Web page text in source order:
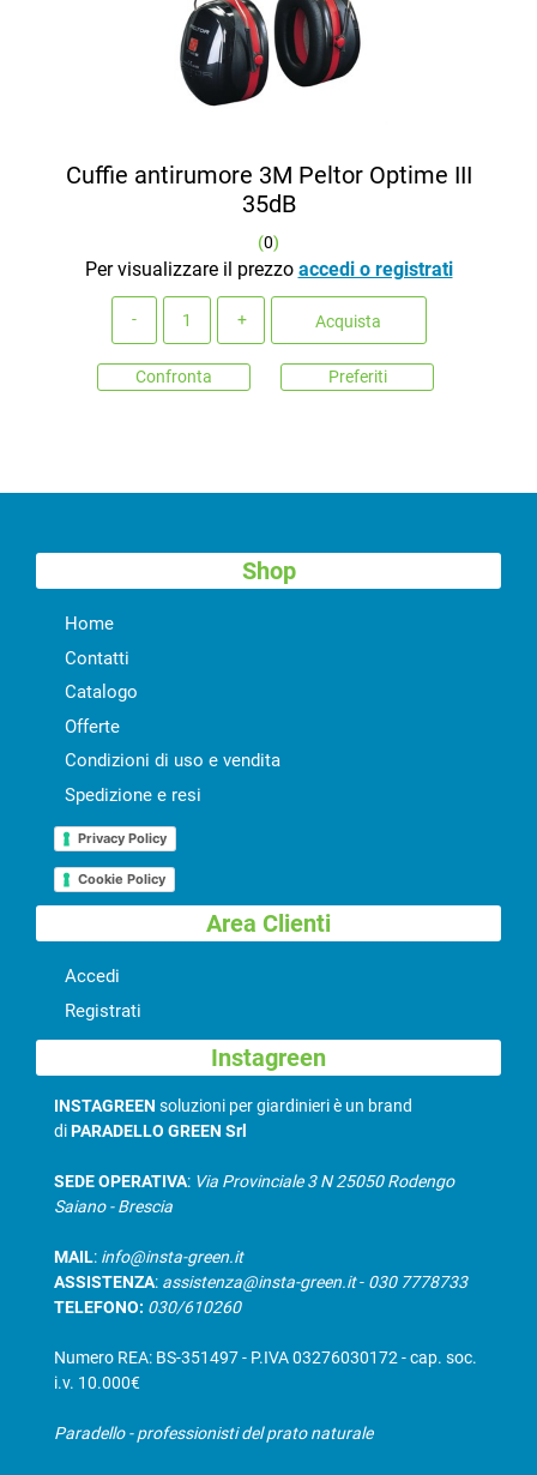
Cuffie antirumore 3M Peltor Optime III
35dB
(0)
Per visualizzare il prezzo accedi o registrati
Acquista
Confronta Preferiti
Shop
Home
Contatti
Catalogo
Offerte
Condizioni di uso e vendita
Spedizione e resi
Privacy Policy
Cookie Policy
Area Clienti
Accedi
Registrati
Instagreen
INSTAGREEN soluzioni per giardinieri è un brand
diPARADELLO GREEN Srl
SEDE OPERATIVA: Via Provinciale 3 N 25050 Rodengo
Saiano - Brescia
MAIL: info@insta-green.it
ASSISTENZA: assistenza@insta-green.it- 030 7778733
TELEFONO: 030/610260
Numero REA: BS-351497 - P.IVA 03276030172 - cap. soc.
i.v. 10.000€
Paradello - professionisti del prato naturale